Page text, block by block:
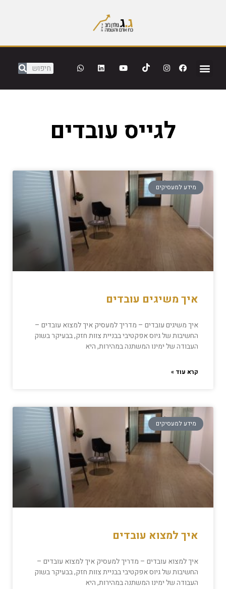
לגייס עובדים
מידע למעסיקים
איך משיגים עובדים
איך משיגים עובדים – מדריך למעסיק איך למצוא עובדים –
החשיבות של גיוס אפקטיבי בבניית צוות חזק, בבעיקר בשוק
העבודה של ימינו המשתנה במהירות, היא
קרא עוד »
מידע למעסיקים
איך למצוא עובדים
איך למצוא עובדים – מדריך למעסיק איך למצוא עובדים –
החשיבות של גיוס אפקטיבי בבניית צוות חזק, בבעיקר בשוק
העבודה של ימינו המשתנה במהירות, היא